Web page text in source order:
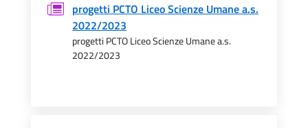
progetti PCTO Liceo Scienze Umane a.s.
2022/2023
progetti PCTO Liceo Scienze Umane a.s.
2022/2023